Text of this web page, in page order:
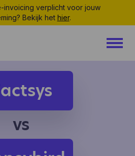
invoicing verplicht voor jouw
Bekijk het hier.
vs